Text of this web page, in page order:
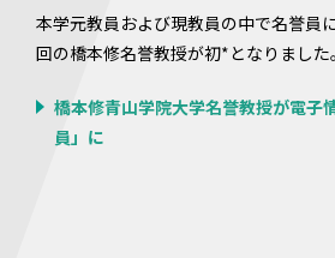
本学元教員および現教員の中で名誉員
回の橋本修名誉教授が初*となりまし
橋本修青山学院大学名誉教授が電子
員」に